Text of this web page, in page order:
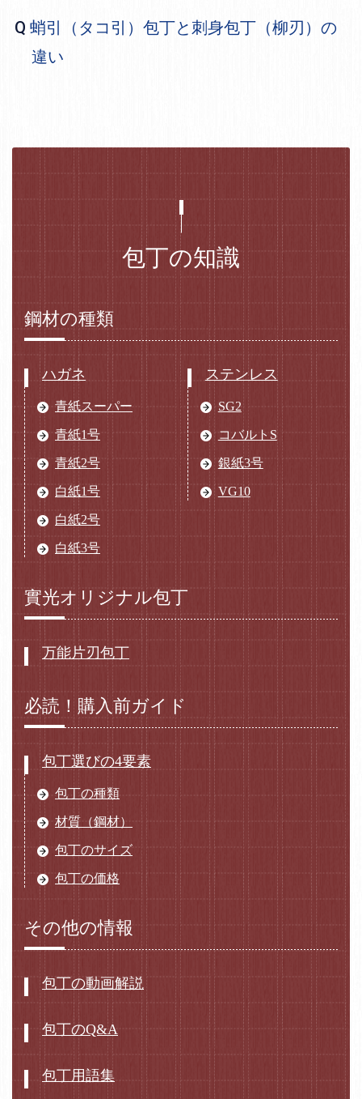
蛸引（タコ引）包丁と刺身包丁（柳刃）の
違い
包丁の知識
鋼材の種類
ハガネ
青紙スーパー
青紙1号
青紙2号
白紙1号
白紙2号
白紙3号
ステンレス
SG2
コバルトS
銀紙3号
VG10
實光オリジナル包丁
万能片刃包丁
必読！購入前ガイド
包丁選びの4要素
包丁の種類
材質（鋼材）
包丁のサイズ
包丁の価格
その他の情報
包丁の動画解説
包丁のQ&A
包丁用語集